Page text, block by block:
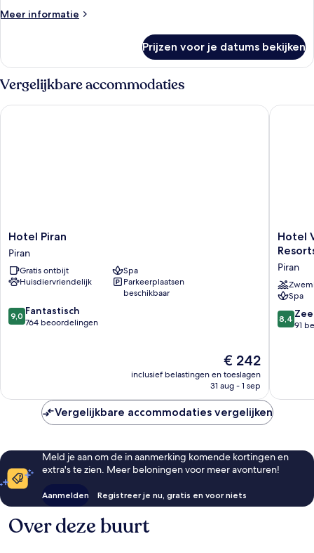
Meer informatie
Meer
tweepersoonskamer,
uitzicht
op
zee
Prijzen voor je datums bekijken
Vergelijkbare accommodaties
Hotel
Piran
Piran
Hotel Piran
Piran
Gratis ontbijt
Spa
Huisdiervriendelijk
Parkeerplaatsen
beschikbaar
9.0
van
9,0 Fantastisch
764 beoordelingen
De
prijs
is
€ 242
inclusief belastingen en toeslagen
31 aug - 1 sep
Hotel Piran
Hotel
Ville
-
Sava
Hotels
&
Hotel
Piran
Spa
8.4
van
8,4
91
Hotel
Vergelijkbare accommodaties vergelijken
Meld je aan om de in aanmerking komende kortingen en
extra's te zien. Meer beloningen voor meer avonturen!
Aanmelden Registreer je nu, gratis en voor niets
Over deze buurt